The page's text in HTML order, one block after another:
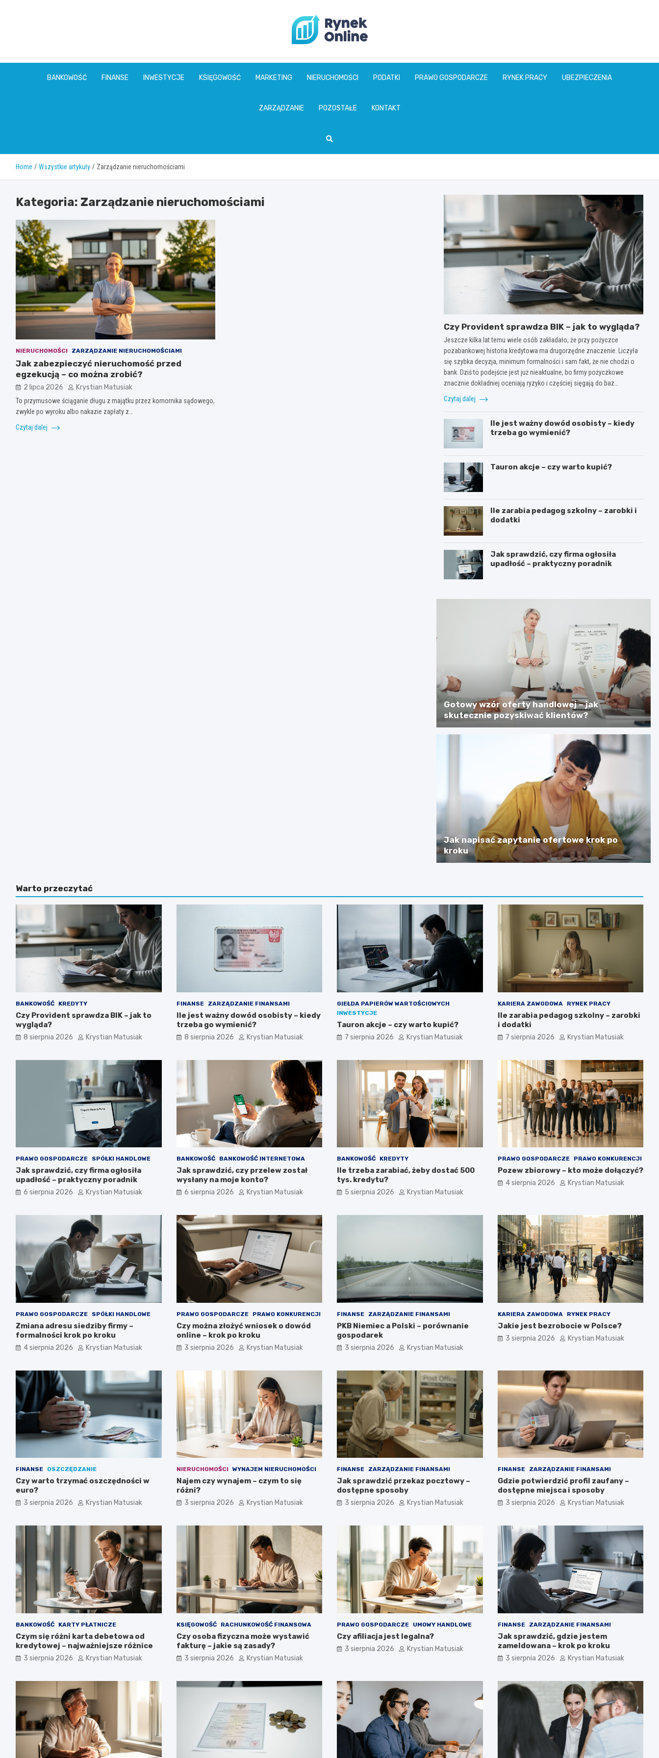
www.rynekonline.pl
BANKOWOŚĆ FINANSE INWESTYCJE KSIĘGOWOŚĆ MARKETING NIERUCHOMOŚCI PODATKI PRAWO GOSPODARCZE RYNEK PRACY UBEZPIECZENIA
ZARZĄDZANIE POZOSTAŁE KONTAKT
Home Wszystkie artykuły Zarządzanie nieruchomościami
Kategoria: Zarządzanie nieruchomościami
NIERUCHOMOŚCI ZARZĄDZANIE NIERUCHOMOŚCIAMI
Jak zabezpieczyć nieruchomość przed
egzekucją – co można zrobić?
2 lipca 2026 Krystian Matusiak
To przymusowe ściąganie długu z majątku przez komornika sądowego,
zwykle po wyroku albo nakazie zapłaty z…
Czytaj dalej
Czy Provident sprawdza BIK – jak to wygląda?
Jeszcze kilka lat temu wiele osób zakładało, że przy pożyczce
pozabankowej historia kredytowa ma drugorzędne znaczenie. Liczyła
się szybka decyzja, minimum formalności i sam fakt, że nie chodzi o
bank. Dziś to podejście jest już nieaktualne, bo firmy pożyczkowe
znacznie dokładniej oceniają ryzyko i częściej sięgają do baz…
Czytaj dalej
Ile jest ważny dowód osobisty – kiedy
trzeba go wymienić?
Tauron akcje – czy warto kupić?
Ile zarabia pedagog szkolny – zarobki i
dodatki
Jak sprawdzić, czy firma ogłosiła
upadłość – praktyczny poradnik
Gotowy wzór oferty handlowej – jak
skutecznie pozyskiwać klientów?
Jak napisać zapytanie ofertowe krok po
kroku
Warto przeczytać
BANKOWOŚĆ KREDYTY
Czy Provident sprawdza BIK – jak to
wygląda?
8 sierpnia 2026 Krystian Matusiak
FINANSE ZARZĄDZANIE FINANSAMI
Ile jest ważny dowód osobisty – kiedy
trzeba go wymienić?
8 sierpnia 2026 Krystian Matusiak
GIEŁDA PAPIERÓW WARTOŚCIOWYCH
INWESTYCJE
Tauron akcje – czy warto kupić?
7 sierpnia 2026 Krystian Matusiak
KARIERA ZAWODOWA RYNEK PRACY
Ile zarabia pedagog szkolny – zarobki
i dodatki
7 sierpnia 2026 Krystian Matusiak
PRAWO GOSPODARCZE SPÓŁKI HANDLOWE
Jak sprawdzić, czy firma ogłosiła
upadłość – praktyczny poradnik
6 sierpnia 2026 Krystian Matusiak
BANKOWOŚĆ BANKOWOŚĆ INTERNETOWA
Jak sprawdzić, czy przelew został
wysłany na moje konto?
6 sierpnia 2026 Krystian Matusiak
BANKOWOŚĆ KREDYTY
Ile trzeba zarabiać, żeby dostać 500
tys. kredytu?
5 sierpnia 2026 Krystian Matusiak
PRAWO GOSPODARCZE PRAWO KONKURENCJI
Pozew zbiorowy – kto może dołączyć?
4 sierpnia 2026 Krystian Matusiak
PRAWO GOSPODARCZE SPÓŁKI HANDLOWE
Zmiana adresu siedziby firmy –
formalności krok po kroku
4 sierpnia 2026 Krystian Matusiak
PRAWO GOSPODARCZE PRAWO KONKURENCJI
Czy można złożyć wniosek o dowód
online – krok po kroku
3 sierpnia 2026 Krystian Matusiak
FINANSE ZARZĄDZANIE FINANSAMI
PKB Niemiec a Polski – porównanie
gospodarek
3 sierpnia 2026 Krystian Matusiak
KARIERA ZAWODOWA RYNEK PRACY
Jakie jest bezrobocie w Polsce?
3 sierpnia 2026 Krystian Matusiak
FINANSE OSZCZĘDZANIE
Czy warto trzymać oszczędności w
euro?
3 sierpnia 2026 Krystian Matusiak
NIERUCHOMOŚCI WYNAJEM NIERUCHOMOŚCI
Najem czy wynajem – czym to się
różni?
3 sierpnia 2026 Krystian Matusiak
FINANSE ZARZĄDZANIE FINANSAMI
Jak sprawdzić przekaz pocztowy –
dostępne sposoby
3 sierpnia 2026 Krystian Matusiak
FINANSE ZARZĄDZANIE FINANSAMI
Gdzie potwierdzić profil zaufany –
dostępne miejsca i sposoby
3 sierpnia 2026 Krystian Matusiak
BANKOWOŚĆ KARTY PŁATNICZE
Czym się różni karta debetowa od
kredytowej – najważniejsze różnice
3 sierpnia 2026 Krystian Matusiak
KSIĘGOWOŚĆ RACHUNKOWOŚĆ FINANSOWA
Czy osoba fizyczna może wystawić
fakturę – jakie są zasady?
3 sierpnia 2026 Krystian Matusiak
PRAWO GOSPODARCZE UMOWY HANDLOWE
Czy afiliacja jest legalna?
3 sierpnia 2026 Krystian Matusiak
FINANSE ZARZĄDZANIE FINANSAMI
Jak sprawdzić, gdzie jestem
zameldowana – krok po kroku
3 sierpnia 2026 Krystian Matusiak